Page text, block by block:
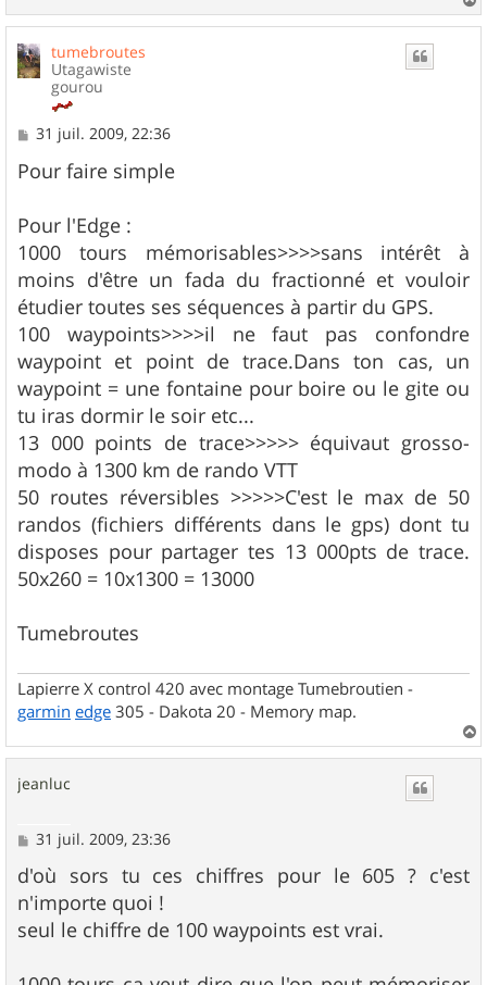
a
tumebroutes
Utagawiste
gourou
M
s
s
g
e
31 juil. 2009, 22:36
Pour faire simple
Pour l'Edge :
1000 tours mémorisables>>>>sans intérêt à
moins d'être un fada du fractionné et vouloir
étudier toutes ses séquences à partir du GPS.
100 waypoints>>>>il ne faut pas confondre
waypoint et point de trace.Dans ton cas, un
waypoint = une fontaine pour boire ou le gite ou
tu iras dormir le soir etc...
13 000 points de trace>>>>> équivaut grosso-
modo à 1300 km de rando VTT
50 routes réversibles >>>>>C'est le max de 50
randos (fichiers différents dans le gps) dont tu
disposes pour partager tes 13 000pts de trace.
50x260 = 10x1300 = 13000
Tumebroutes
Lapierre X control 420 avec montage Tumebroutien -
garmin edge 305 - Dakota 20 - Memory map.
a
jeanluc
M
s
s
a
g
e
31 juil. 2009, 23:36
d'où sors tu ces chiffres pour le 605 ? c'est
n'importe quoi !
seul le chiffre de 100 waypoints est vrai.